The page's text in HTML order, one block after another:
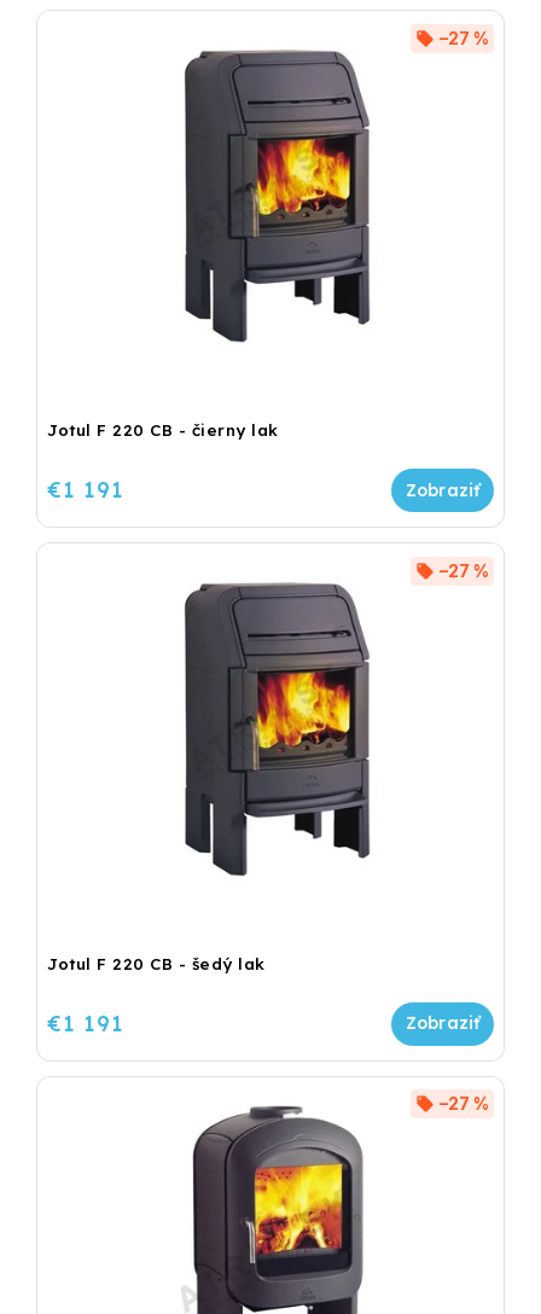
Jotul F 220 CB - čierny lak
–27 %
€1 191
Jotul F 220 CB - šedý lak
–27 %
€1 191
–27 %